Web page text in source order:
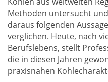
Methoden untersucht
daraus folgenden
verglichen. Heute, nach
Berufslebens, stellt
die in diesen Jahren
praxisnahen